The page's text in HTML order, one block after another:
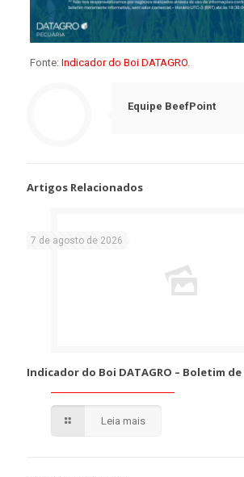
Fonte: Indicador do Boi DATAGRO.
Equipe BeefPoint
Artigos Relacionados
7 de agosto de 2026
Indicador do Boi DATAGRO – Boletim
Leia mais